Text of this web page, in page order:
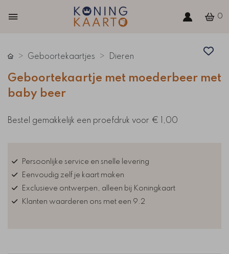
0
Geboortekaartjes Dieren
Geboortekaartje met moederbeer met
baby beer
Bestel gemakkelijk een proefdruk voor € 1,00
Persoonlijke service en snelle levering
Eenvoudig zelf je kaart maken
Exclusieve ontwerpen, alleen bij Koningkaart
Klanten waarderen ons met een 9.2